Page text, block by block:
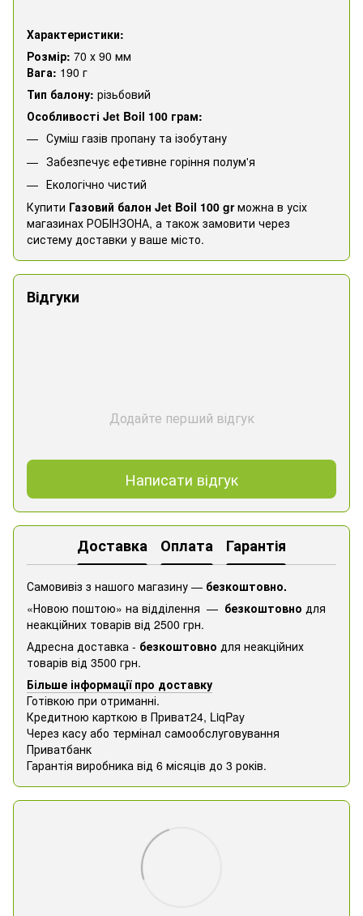
Характеристики:
Розмір: 70 х 90 мм
Вага: 190 г
Тип балону: різьбовий
Особливості Jet Boil 100 грам:
Суміш газів пропану та ізобутану
Забезпечує ефетивне горіння полум'я
Екологічно чистий
Купити Газовий балон Jet Boil 100 grможна в усіх
магазинах РОБІНЗОНА, а також замовити через
систему доставки у ваше місто.
Відгуки
Додайте перший відгук
Написати відгук
Доставка Оплата Гарантія
Самовивіз з нашого магазину — безкоштовно.
«Новою поштою» на відділення — безкоштовно для
неакційних товарів від 2500 грн.
Адресна доставка - безкоштовно для неакційних
товарів від 3500 грн.
Більше інформації про доставку
Готівкою при отриманні.
Кредитною карткою в Приват24, ​​LiqPay
Через касу або термінал самообслуговування
Приватбанк
Гарантія виробника від 6 місяців до 3 років.